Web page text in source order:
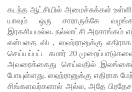
பு!
சுகாதார
உதவியா
ளர்
நியமனங்க
கடந்த ஆட்சியில் அமைச்சுக்கள்
யாவும் ஒரு சாராருக்கே
இரகசியமல்ல. நல்லாட்சி அரசாங்கம்
என்பதை விட, ஸஹ்ரானுக்கு
செய்யப்பட்ட சுமார் 20
அவரைக்கைது செய்வதில் இலங்கைப்
போயுள்ளது. ஸஹ்ரானுக்கு எதிராக
சிங்களவர்களால் அல்ல, அதே